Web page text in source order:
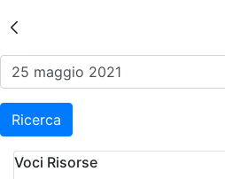
Risultati della
Ricerca
Voci Risorse